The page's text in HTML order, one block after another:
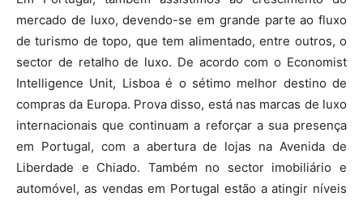
mercado de luxo, devendo-se em grande parte ao fluxo
de turismo de topo, que tem alimentado, entre outros, o
sector de retalho de luxo. De acordo com o Economist
Intelligence Unit, Lisboa é o sétimo melhor destino de
compras da Europa. Prova disso, está nas marcas de luxo
internacionais que continuam a reforçar a sua presença
em Portugal, com a abertura de lojas na Avenida de
Liberdade e Chiado. Também no sector imobiliário e
automóvel, as vendas em Portugal estão a atingir níveis